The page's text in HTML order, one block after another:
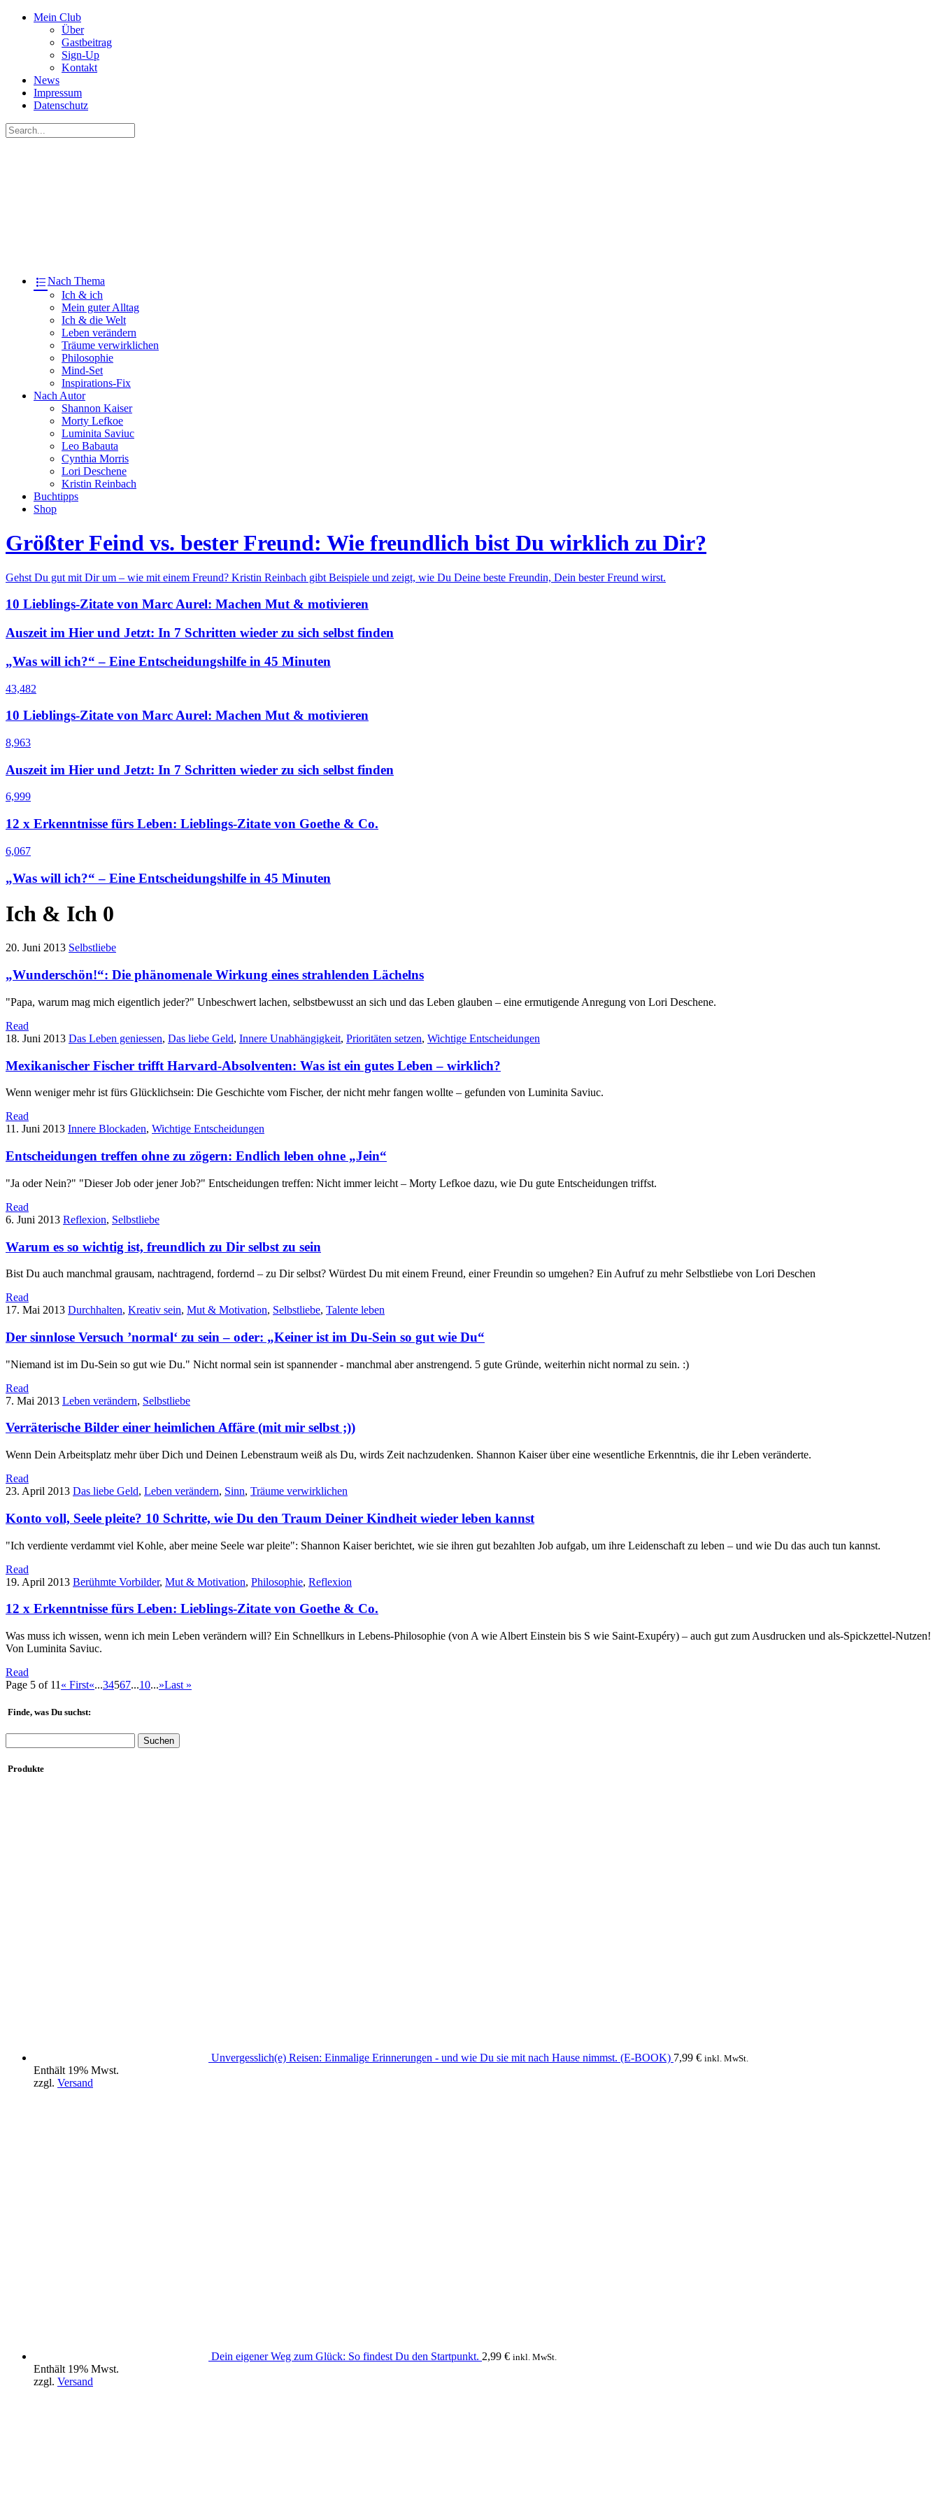
Mein Club
Über
Gastbeitrag
Sign-Up
Kontakt
News
Impressum
Datenschutz
Nach Thema
Ich & ich
Mein guter Alltag
Ich & die Welt
Leben verändern
Träume verwirklichen
Philosophie
Mind-Set
Inspirations-Fix
Nach Autor
Shannon Kaiser
Morty Lefkoe
Luminita Saviuc
Leo Babauta
Cynthia Morris
Lori Deschene
Kristin Reinbach
Buchtipps
Shop
Größter Feind vs. bester Freund: Wie freundlich bist Du wirklich zu Dir?
Gehst Du gut mit Dir um – wie mit einem Freund? Kristin Reinbach gibt Beispiele und zeigt, wie Du Deine beste Freundin, Dein bester Freund wirst.
10 Lieblings-Zitate von Marc Aurel: Machen Mut & motivieren
Auszeit im Hier und Jetzt: In 7 Schritten wieder zu sich selbst finden
„Was will ich?“ – Eine Entscheidungshilfe in 45 Minuten
43,482
10 Lieblings-Zitate von Marc Aurel: Machen Mut & motivieren
8,963
Auszeit im Hier und Jetzt: In 7 Schritten wieder zu sich selbst finden
6,999
12 x Erkenntnisse fürs Leben: Lieblings-Zitate von Goethe & Co.
6,067
„Was will ich?“ – Eine Entscheidungshilfe in 45 Minuten
Ich & Ich 0
20. Juni 2013 Selbstliebe
„Wunderschön!“: Die phänomenale Wirkung eines strahlenden Lächelns
"Papa, warum mag mich eigentlich jeder?" Unbeschwert lachen, selbstbewusst an sich und das Leben glauben – eine ermutigende Anregung von Lori Deschene.
Read
18. Juni 2013 Das Leben geniessen, Das liebe Geld, Innere Unabhängigkeit, Prioritäten setzen, Wichtige Entscheidungen
Mexikanischer Fischer trifft Harvard-Absolventen: Was ist ein gutes Leben – wirklich?
Wenn weniger mehr ist fürs Glücklichsein: Die Geschichte vom Fischer, der nicht mehr fangen wollte – gefunden von Luminita Saviuc.
Read
11. Juni 2013 Innere Blockaden, Wichtige Entscheidungen
Entscheidungen treffen ohne zu zögern: Endlich leben ohne „Jein“
"Ja oder Nein?" "Dieser Job oder jener Job?" Entscheidungen treffen: Nicht immer leicht – Morty Lefkoe dazu, wie Du gute Entscheidungen triffst.
Read
6. Juni 2013 Reflexion, Selbstliebe
Warum es so wichtig ist, freundlich zu Dir selbst zu sein
Bist Du auch manchmal grausam, nachtragend, fordernd – zu Dir selbst? Würdest Du mit einem Freund, einer Freundin so umgehen? Ein Aufruf zu mehr Selbstliebe von Lori Deschen
Read
17. Mai 2013 Durchhalten, Kreativ sein, Mut & Motivation, Selbstliebe, Talente leben
Der sinnlose Versuch ’normal‘ zu sein – oder: „Keiner ist im Du-Sein so gut wie Du“
"Niemand ist im Du-Sein so gut wie Du." Nicht normal sein ist spannender - manchmal aber anstrengend. 5 gute Gründe, weiterhin nicht normal zu sein. :)
Read
7. Mai 2013 Leben verändern, Selbstliebe
Verräterische Bilder einer heimlichen Affäre (mit mir selbst ;))
Wenn Dein Arbeitsplatz mehr über Dich und Deinen Lebenstraum weiß als Du, wirds Zeit nachzudenken. Shannon Kaiser über eine wesentliche Erkenntnis, die ihr Leben veränderte.
Read
23. April 2013 Das liebe Geld, Leben verändern, Sinn, Träume verwirklichen
Konto voll, Seele pleite? 10 Schritte, wie Du den Traum Deiner Kindheit wieder leben kannst
"Ich verdiente verdammt viel Kohle, aber meine Seele war pleite": Shannon Kaiser berichtet, wie sie ihren gut bezahlten Job aufgab, um ihre Leidenschaft zu leben – und wie Du das auch tun kannst.
Read
19. April 2013 Berühmte Vorbilder, Mut & Motivation, Philosophie, Reflexion
12 x Erkenntnisse fürs Leben: Lieblings-Zitate von Goethe & Co.
Was muss ich wissen, wenn ich mein Leben verändern will? Ein Schnellkurs in Lebens-Philosophie (von A wie Albert Einstein bis S wie Saint-Exupéry) – auch gut zum Ausdrucken und als-Spickzettel-Nutzen!
Von Luminita Saviuc.
Read
Page 5 of 11 « First«...34567...10...»Last »
Finde, was Du suchst:
nach:
Produkte
Unvergesslich(e) Reisen: Einmalige Erinnerungen - und wie Du sie mit nach Hause nimmst. (E-BOOK) 7,99 € inkl. MwSt.
Enthält 19% Mwst.
zzgl. Versand
Dein eigener Weg zum Glück: So findest Du den Startpunkt. 2,99 € inkl. MwSt.
Enthält 19% Mwst.
zzgl. Versand